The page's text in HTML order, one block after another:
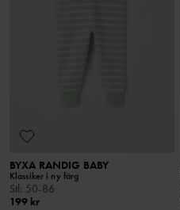
BYXA RANDIG BABY
Klassiker i ny färg
Stl: 50-86
199 kr